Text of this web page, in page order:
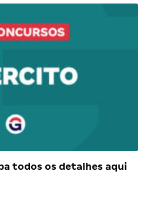
todos os detalhes aqui